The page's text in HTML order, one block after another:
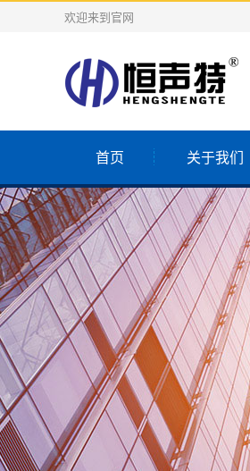
欢迎来到官网
首页 关于我们